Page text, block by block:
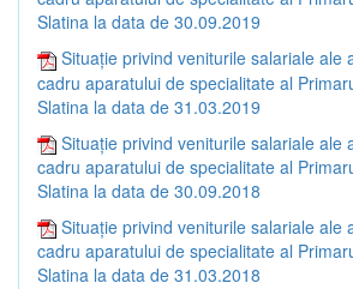
Slatina la data de 30.09.2019
Situație privind veniturile salariale ale
cadru aparatului de specialitate al
Slatina la data de 31.03.2019
Situație privind veniturile salariale ale
cadru aparatului de specialitate al
Slatina la data de 30.09.2018
Situație privind veniturile salariale ale
cadru aparatului de specialitate al
Slatina la data de 31.03.2018